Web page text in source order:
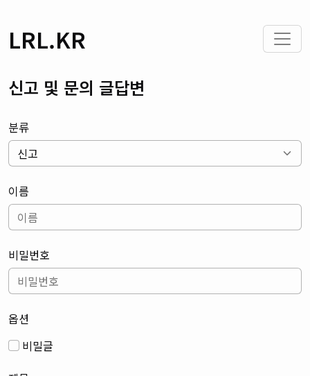
LRL.KR
신고 및 문의 글답변
분류
이름
비밀번호
옵션
비밀글